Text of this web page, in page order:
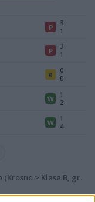
P
3
1
P
3
1
R
0
0
W
1
2
W
1
4
(Krosno > Klasa B, gr.